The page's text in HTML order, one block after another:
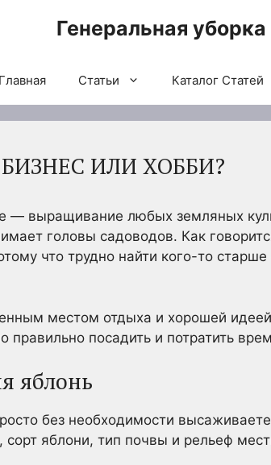
Генеральная уборка
Главная Статьи Каталог Статей
ИЛИ ХОББИ?
выращивание любых земляных
головы садоводов. Как
что трудно найти кого-то
местом отдыха и хорошей
посадить и потратить
яблонь
без необходимости
яблони, тип почвы и рельеф